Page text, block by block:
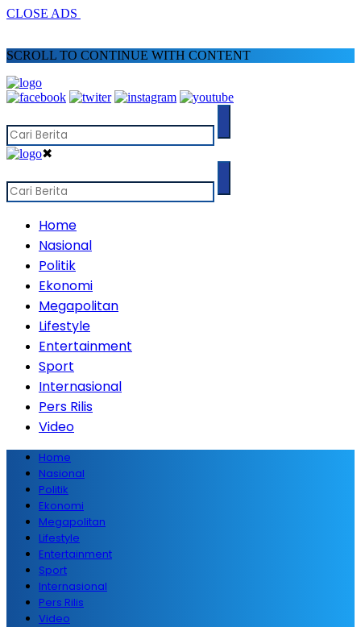
CLOSE ADS
SCROLL TO CONTINUE WITH CONTENT
✖
Home
Nasional
Politik
Ekonomi
Megapolitan
Lifestyle
Entertainment
Sport
Internasional
Pers Rilis
Video
Home
Nasional
Politik
Ekonomi
Megapolitan
Lifestyle
Entertainment
Sport
Internasional
Pers Rilis
Video